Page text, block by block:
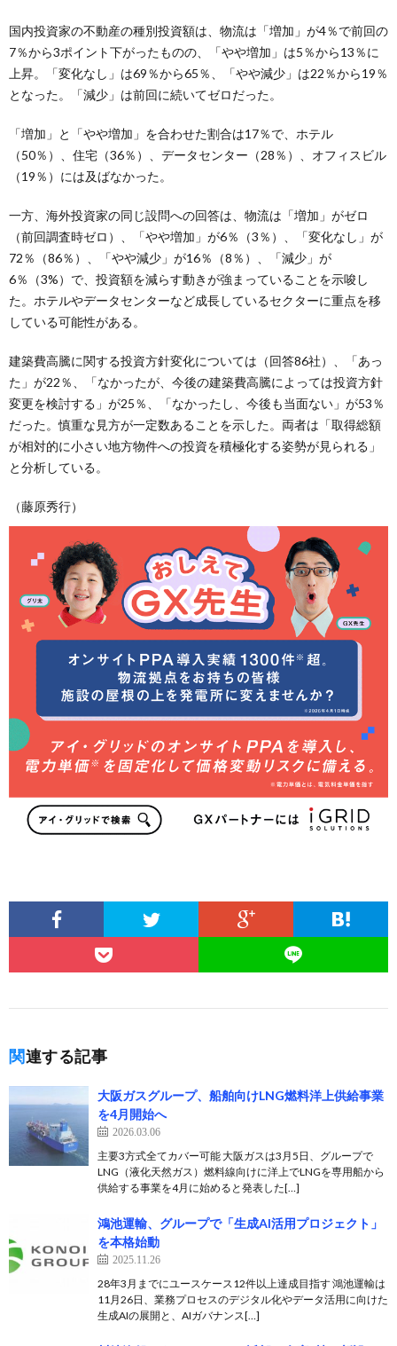
国内投資家の不動産の種別投資額は、物流は「増加」が4％で前回の
7％から3ポイント下がったものの、「やや増加」は5％から13％に
上昇。「変化なし」は69％から65％、「やや減少」は22％から19％
となった。「減少」は前回に続いてゼロだった。
「増加」と「やや増加」を合わせた割合は17％で、ホテル
（50％）、住宅（36％）、データセンター（28％）、オフィスビル
（19％）には及ばなかった。
一方、海外投資家の同じ設問への回答は、物流は「増加」がゼロ
（前回調査時ゼロ）、「やや増加」が6％（3％）、「変化なし」が
72％（86％）、「やや減少」が16％（8％）、「減少」が
6％（3%）で、投資額を減らす動きが強まっていることを示唆し
た。ホテルやデータセンターなど成長しているセクターに重点を移
している可能性がある。
建築費高騰に関する投資方針変化については（回答86社）、「あっ
た」が22％、「なかったが、今後の建築費高騰によっては投資方針
変更を検討する」が25％、「なかったし、今後も当面ない」が53％
だった。慎重な見方が一定数あることを示した。両者は「取得総額
が相対的に小さい地方物件への投資を積極化する姿勢が見られる」
と分析している。
（藤原秀行）
関連する記事
大阪ガスグループ、船舶向けLNG燃料洋上供給事業
を4月開始へ
2026.03.06
主要3方式全てカバー可能 大阪ガスは3月5日、グループで
LNG（液化天然ガス）燃料線向けに洋上でLNGを専用船から
供給する事業を4月に始めると発表した[…]
鴻池運輸、グループで「生成AI活用プロジェクト」
を本格始動
2025.11.26
28年3月までにユースケース12件以上達成目指す 鴻池運輸は
11月26日、業務プロセスのデジタル化やデータ活用に向けた
生成AIの展開と、AIガバナンス[…]